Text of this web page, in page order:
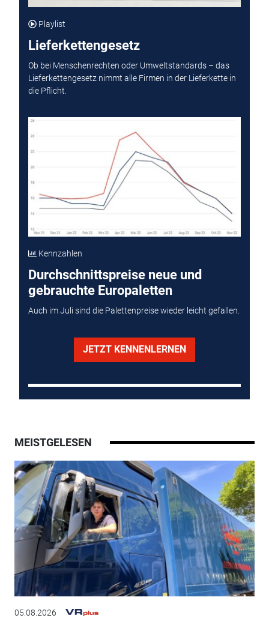
Playlist
Lieferkettengesetz
Ob bei Menschenrechten oder Umweltstandards – das
Lieferkettengesetz nimmt alle Firmen in der Lieferkette in
die Pflicht.
Kennzahlen
Durchschnittspreise neue und
gebrauchte Europaletten
Auch im Juli sind die Palettenpreise wieder leicht gefallen.
JETZT KENNENLERNEN
MEISTGELESEN
05.08.2026